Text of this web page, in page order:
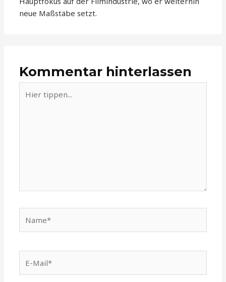
neue Maßstäbe setzt.
Kommentar hinterlassen
tippen...
Mail*